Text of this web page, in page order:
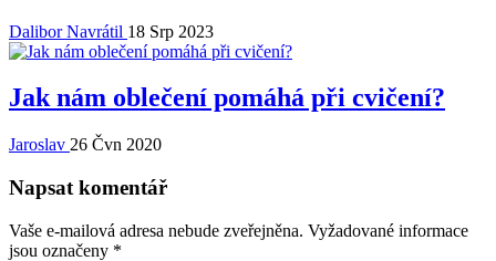
Dalibor Navrátil 18 Srp 2023
Jak nám oblečení pomáhá při cvičení?
Jaroslav 26 Čvn 2020
Napsat komentář
Vaše e-mailová adresa nebude zveřejněna. Vyžadované informace
jsou označeny *